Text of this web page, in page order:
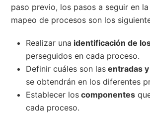
paso previo, los pasos a seguir en
mapeo de procesos son los
Realizar una identificación de
perseguidos en cada proceso.
Definir cuáles son las entradas
se obtendrán en los diferentes
Establecer los componentes
cada proceso.